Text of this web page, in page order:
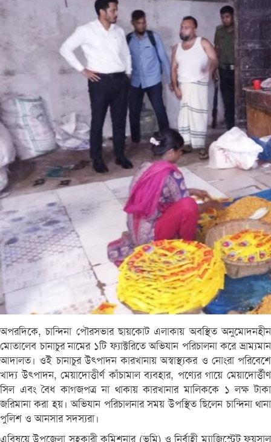
অপরদিকে, চান্দিনা পৌরসভার ছায়কোট এলাকায় অবস্থিত অনুমোদনহীন
মোতালেব চানাচুর নামের ১টি ফ্যাক্টরিতে অভিযান পরিচালনা করে ভ্রাম্যমান
আদালত। ওই চানাচুর উৎপাদন কারখানায় অস্বাস্থ্যকর ও নোংরা পরিবেশে
খাদ্য উৎপাদন, মেয়াদোত্তীর্ণ কাঁচামাল ব্যবহার, পণ্যের গায়ে মেয়াদোর্ত্তীণ
সিল এবং বৈধ কাগজপত্র না থাকায় কারখানার মালিককে ১ লক্ষ টাকা
জরিমানা করা হয়। অভিযান পরিচালনার সময় উপস্থিত ছিলেন চান্দিনা থানা
পুলিশ ও আনসার সদস্যরা।
এবিষয়ে উপজেলা সহকারী কমিশনার (ভূমি) ও নির্বাহী ম্যাজিস্ট্রেট ফয়সাল